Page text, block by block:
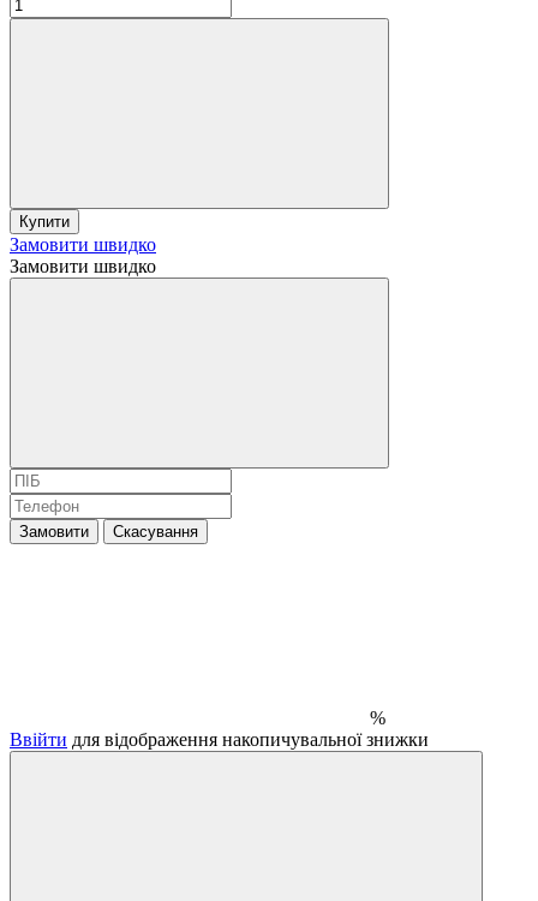
Купити
Замовити швидко
Замовити швидко
Замовити Скасування
%
Ввійти для відображення накопичувальної знижки